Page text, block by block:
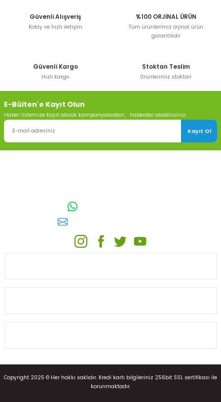
Güvenli Alışveriş
Kolay ve hızlı iletişim
%100 ORJİNAL ÜRÜN
Tüm ürünlerimiz orjinal ürün
garantilidir
Güvenli Kargo
Hızlı kargo
Stoktan Teslim
Ürünlerimiz stoktan
E-Bülten'e Kayıt Olun
Haber listemize kayıt olarak kampanyalardan, haberdar olabilirsiniz.
Kayıt Ol
Copyright 2025 © Her hakkı saklıdır. Kredi kartı bilgileriniz 256bit SSL sertifikası ile
korunmaktadır.